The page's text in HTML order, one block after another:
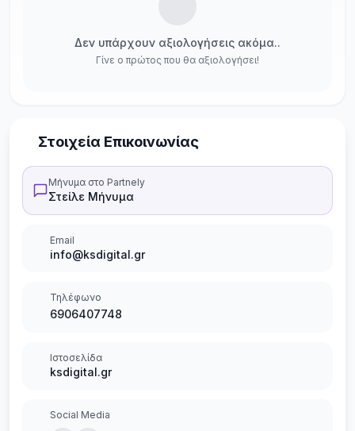
Δεν υπάρχουν αξιολογήσεις ακόμα..
Γίνε ο πρώτος που θα αξιολογήσει!
Στοιχεία Επικοινωνίας
Μήνυμα στο Partnely
Στείλε Μήνυμα
Email
info@ksdigital.gr
Τηλέφωνο
6906407748
Ιστοσελίδα
ksdigital.gr
Social Media